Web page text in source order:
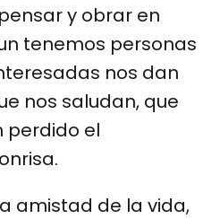
y obrar en
tenemos personas
nos dan
nos saludan, que
perdido el
amistad de la vida,